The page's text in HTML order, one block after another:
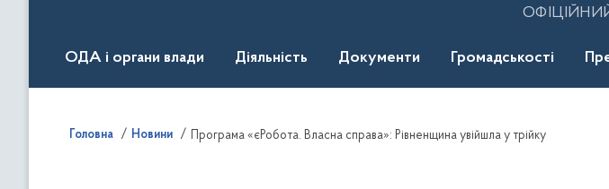
ОДА і органи влади Діяльність Документи Громадськості
Головна Новини Програма «єРобота. Власна справа»: Рівненщина увійшла у трійку